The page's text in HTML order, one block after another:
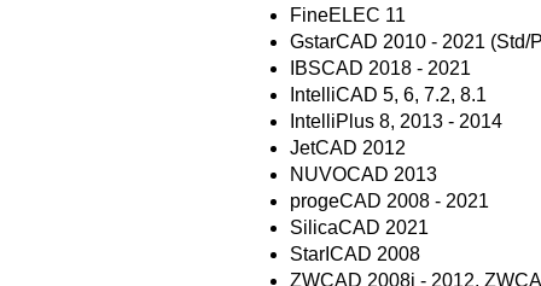
FineELEC 11
GstarCAD 2010 - 2021 (Std/
IBSCAD 2018 - 2021
IntelliCAD 5, 6, 7.2, 8.1
IntelliPlus 8, 2013 - 2014
JetCAD 2012
NUVOCAD 2013
progeCAD 2008 - 2021
SilicaCAD 2021
StarICAD 2008
ZWCAD 2008i - 2012,